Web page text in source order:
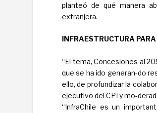
planteó de qué manera
extranjera.
INFRAESTRUCTURA
“El tema, Concesiones al
que se ha ido generan-do
ello, de profundizar la
ejecutivo del CPI y mo-
“InfraChile es un